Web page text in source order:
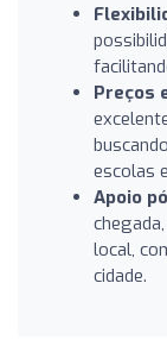
Preços
escolas
Apoio
local,
cidade.